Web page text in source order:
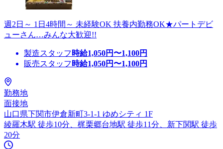
週2日～ 1日4時間～ 未経験OK 扶養内勤務OK★パートデビ
ューさん…みんな大歓迎!!
製造スタッフ 時給1,050円〜1,100円
販売スタッフ 時給1,050円〜1,100円
勤務地
面接地
山口県下関市伊倉新町3-1-1 ゆめシティ 1F
綾羅木駅 徒歩10分、梶栗郷台地駅 徒歩11分、新下関駅 徒歩
20分